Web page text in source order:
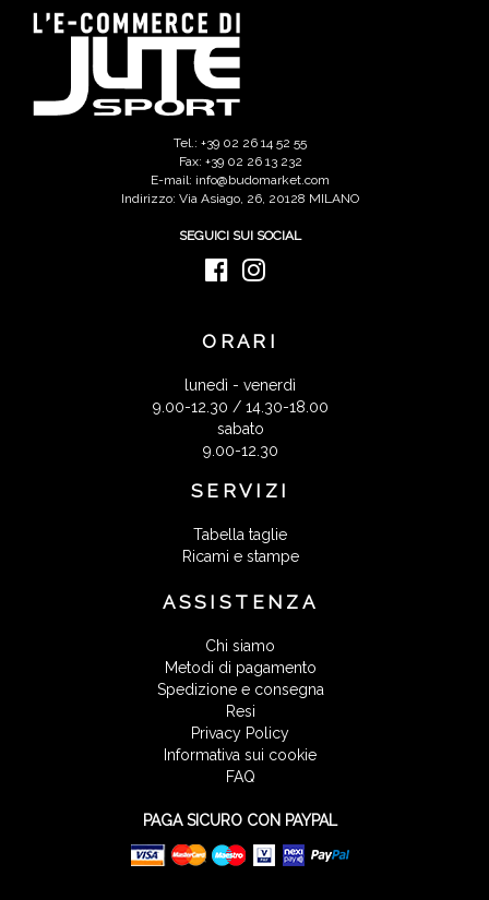
Tel.: +39 02 26 14 52 55
Fax: +39 02 26 13 232
E-mail: info@budomarket.com
Indirizzo: Via Asiago, 26, 20128 MILANO
SEGUICI SUI SOCIAL
ORARI
lunedì - venerdì
9.00-12.30 / 14.30-18.00
sabato
9.00-12.30
SERVIZI
Tabella taglie
Ricami e stampe
ASSISTENZA
Chi siamo
Metodi di pagamento
Spedizione e consegna
Resi
Privacy Policy
Informativa sui cookie
FAQ
PAGA SICURO CON PAYPAL